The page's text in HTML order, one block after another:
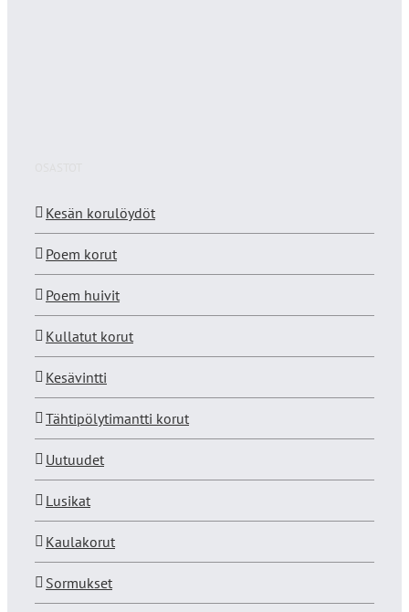
Kesän korulöydöt
Poem korut
Poem huivit
Kullatut korut
Kesävintti
Tähtipölytimantti korut
Uutuudet
Lusikat
Kaulakorut
Sormukset